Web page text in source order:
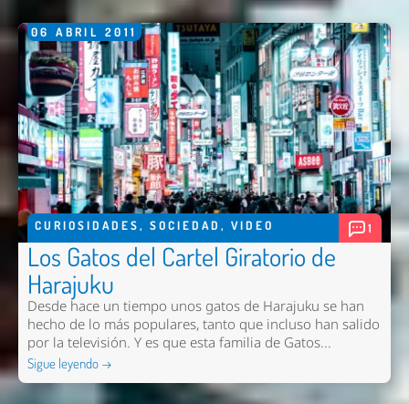
06 ABRIL 2011
CURIOSIDADES, SOCIEDAD , VIDEO 1
Los Gatos del Cartel Giratorio de
Harajuku
Desde hace un tiempo unos gatos de Harajuku se han
hecho de lo más populares, tanto que incluso han salido
por la televisión. Y es que esta familia de Gatos...
Sigue leyendo →